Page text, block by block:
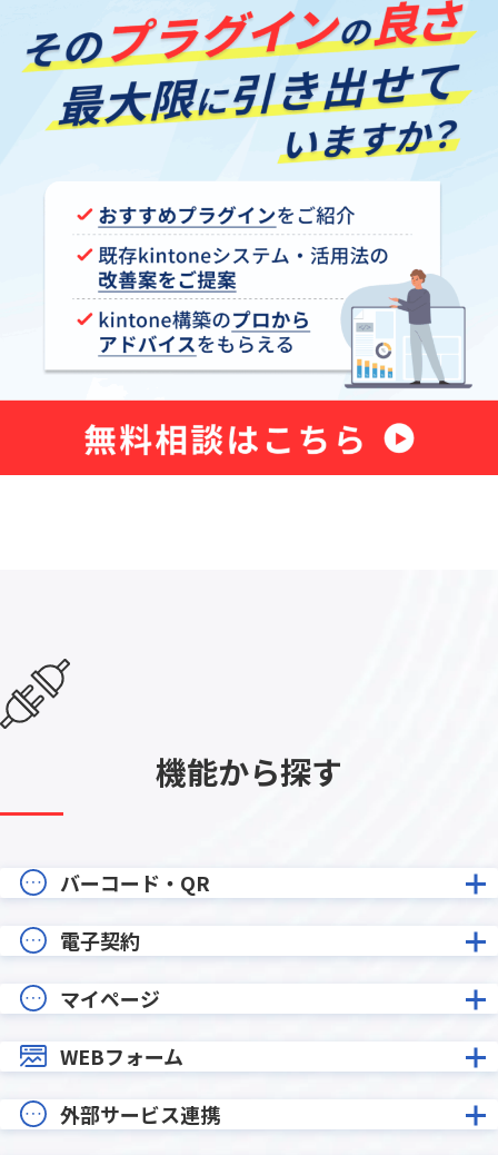
機能から探す
バーコード・QR
電子契約
マイページ
WEBフォーム
外部サービス連携